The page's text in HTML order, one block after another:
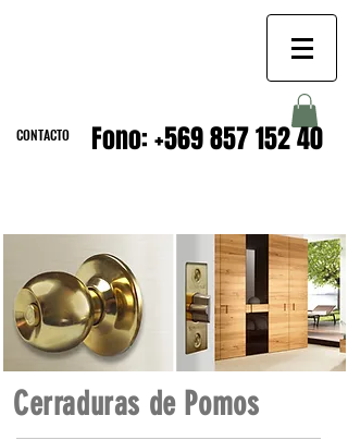
CONTACTO Fono: +569 857 152 40
Cerraduras de Pomos